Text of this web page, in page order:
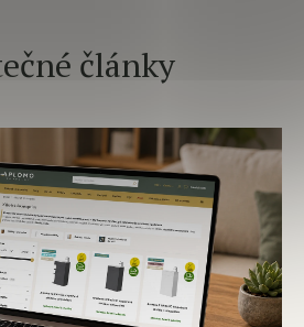
články